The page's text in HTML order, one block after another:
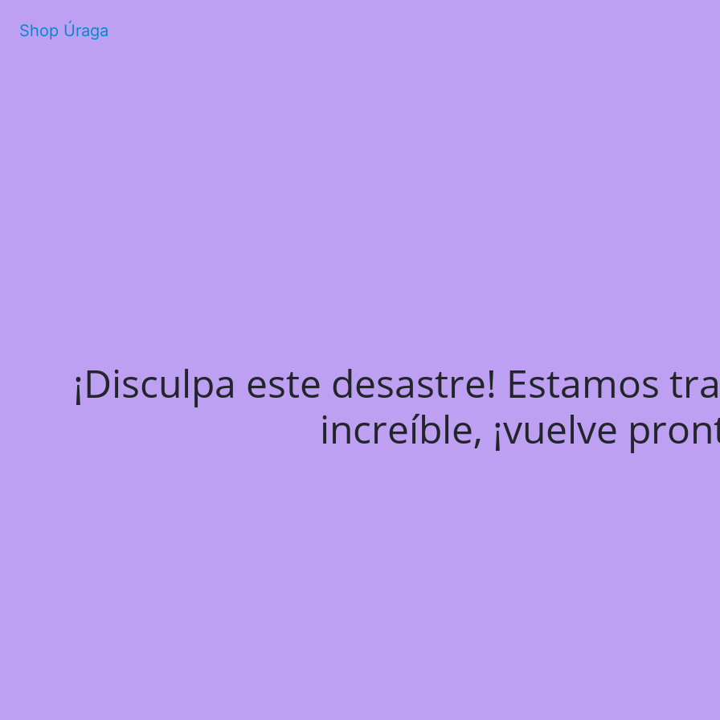
Shop Úraga
¡Disculpa este desastre! Estamos
increíble, ¡vuelve